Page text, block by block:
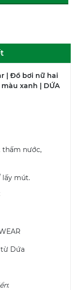
| Đồ bơi nữ hai
xanh | DỨA
thấm nước,
lấy mút.
từ Dứa
: